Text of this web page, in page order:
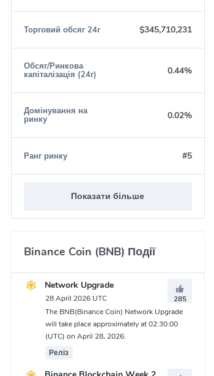
Торговий обсяг 24г $345,710,231
Обсяг/Ринкова
капіталізація (24г) 0.44%
Домінування на
ринку 0.02%
Ранг ринку #5
Показати більше
Binance Coin (BNB) Події
Network Upgrade
28 April 2026 UTC
285
The BNB(Binance Coin) Network Upgrade
will take place approximately at 02:30:00
(UTC) on April 28, 2026.
Реліз